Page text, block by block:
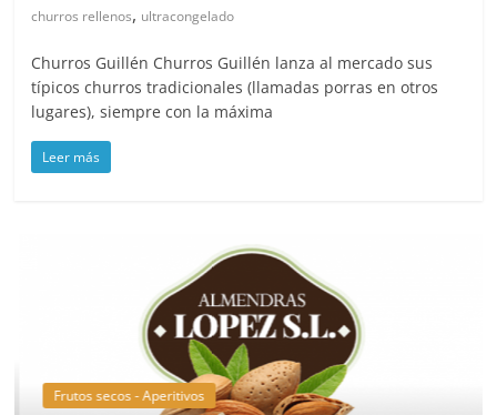
churros rellenos, ultracongelado
Churros Guillén Churros Guillén lanza al mercado sus
típicos churros tradicionales (llamadas porras en otros
lugares), siempre con la máxima
Leer más
Frutos secos - Aperitivos